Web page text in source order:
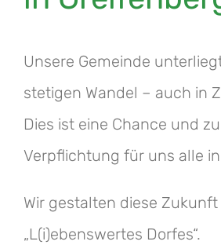
Unsere Gemeinde
stetigen Wandel – auch in
Dies ist eine Chance und
Verpflichtung für uns alle
Wir gestalten diese
„L(i)ebenswertes Dorfes“.